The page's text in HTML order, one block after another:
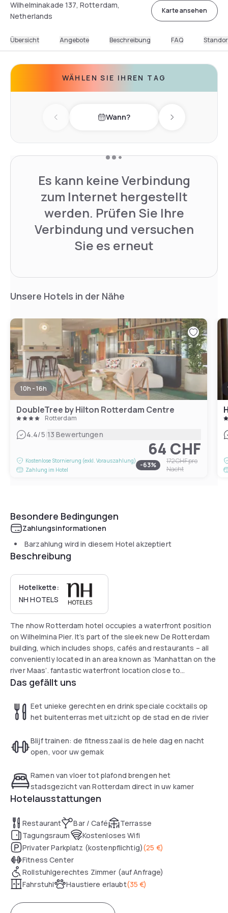
Wilhelminakade 137, Rotterdam,
Netherlands
Karte ansehen
Übersicht Angebote Beschreibung FAQ
WÄHLEN SIE IHREN TAG
Previous day Wann? Next day
Es kann keine Verbindung
zum Internet hergestellt
werden. Prüfen Sie Ihre
Verbindung und versuchen
Sie es erneut
Unsere Hotels in der Nähe
10h - 16h
DoubleTree by Hilton Rotterdam Centre
Rotterdam
4.4/5|13 Bewertungen
Kostenlose Stornierung (exkl. Vorauszahlung)
Zahlung im Hotel
64 CHF
-63% 172 CHFpro
Nacht
Besondere Bedingungen
Zahlungsinformationen
Barzahlung wird in diesem Hotel akzeptiert
Beschreibung
Hotelkette:
NH HOTELS
The nhow Rotterdam hotel occupies a waterfront position
on Wilhelmina Pier. It’s part of the sleek new De Rotterdam
building, which includes shops, cafés and restaurants – all
conveniently located in an area known as ‘Manhattan on the
river Maas’. fantastic waterfront location close to
underground for easy access to the city center.
Das gefällt uns
Eet unieke gerechten en drink speciale cocktails op
het buitenterras met uitzicht op de stad en de rivier
Blijf trainen: de fitnesszaal is de hele dag en nacht
open, voor uw gemak
Ramen van vloer tot plafond brengen het
stadsgezicht van Rotterdam direct in uw kamer
Hotelausstattungen
Restaurant Bar / Café
Terrasse
Tagungsraum
Kostenloses Wifi
Privater Parkplatz (kostenpflichtig)(25 €)
Fitness Center
Rollstuhlgerechtes Zimmer (auf Anfrage)
Fahrstuhl
Haustiere erlaubt(35 €)